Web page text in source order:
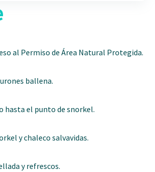
al Permiso de Área Natural Protegida.
ballena.
hasta el punto de snorkel.
y chaleco salvavidas.
y refrescos.